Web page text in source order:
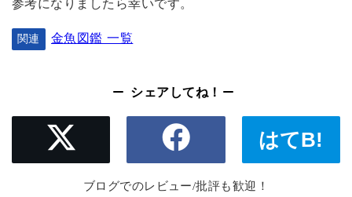
参考になりましたら幸いです。
関連 金魚図鑑 一覧
シェアしてね！
はてB!
ブログでのレビュー/批評も歓迎！